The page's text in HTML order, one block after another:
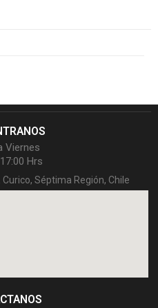
Viernes
Hrs
Séptima Región, Chile